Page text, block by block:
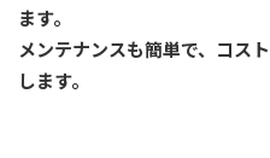
ます。
メンテナンスも簡単で、コス
します。